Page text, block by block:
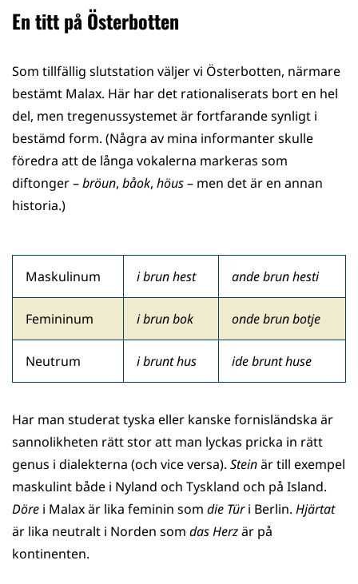
En titt på Österbotten
Som tillfällig slutstation väljer vi Österbotten, närmare
bestämt Malax. Här har det rationaliserats bort en hel
del, men tregenussystemet är fortfarande synligt i
bestämd form. (Några av mina informanter skulle
föredra att de långa vokalerna markeras som
diftonger –bröun, båok, höus– men det är en annan
historia.)
Maskulinum i brun hest ande brun hesti
Femininum i brun bok onde brun botje
Neutrum i brunt hus ide brunt huse
Har man studerat tyska eller kanske fornisländska är
sannolikheten rätt stor att man lyckas pricka in rätt
genus i dialekterna (och vice versa). Steinär till exempel
maskulint både i Nyland och Tyskland och på Island.
Döre i Malax är lika feminin som die Türi Berlin. Hjärtat
är lika neutralt i Norden som dasHerzär på
kontinenten.